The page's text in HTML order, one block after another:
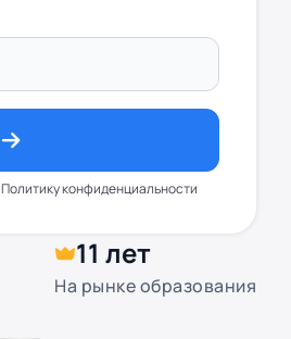
Политику конфиденциальности
11 лет
На рынке образования